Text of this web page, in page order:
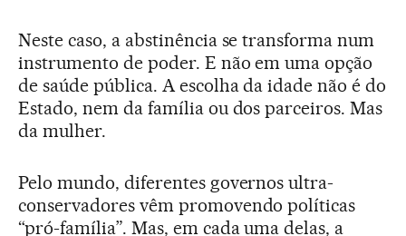
Neste caso, a abstinência se transforma num
instrumento de poder. E não em uma opção
de saúde pública. A escolha da idade não é do
Estado, nem da família ou dos parceiros. Mas
da mulher.
Pelo mundo, diferentes governos ultra-
conservadores vêm promovendo políticas
“pró-família”. Mas, em cada uma delas, a